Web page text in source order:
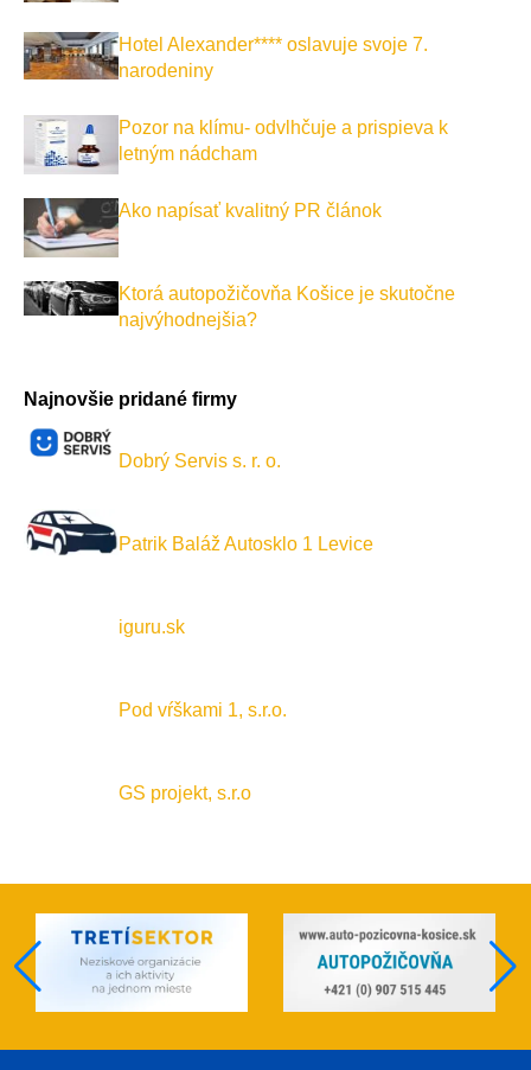
Hotel Alexander**** oslavuje svoje 7.
narodeniny
Pozor na klímu- odvlhčuje a prispieva k
letným nádcham
Ako napísať kvalitný PR článok
Ktorá autopožičovňa Košice je skutočne
najvýhodnejšia?
Najnovšie pridané firmy
Dobrý Servis s. r. o.
Patrik Baláž Autosklo 1 Levice
iguru.sk
Pod vŕškami 1, s.r.o.
GS projekt, s.r.o